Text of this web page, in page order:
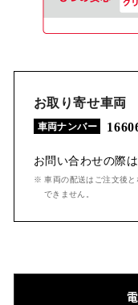
お取り寄せ車両
車両ナンバー
お問い合わせの際
※ 車両の配送はご注文後と
できません。